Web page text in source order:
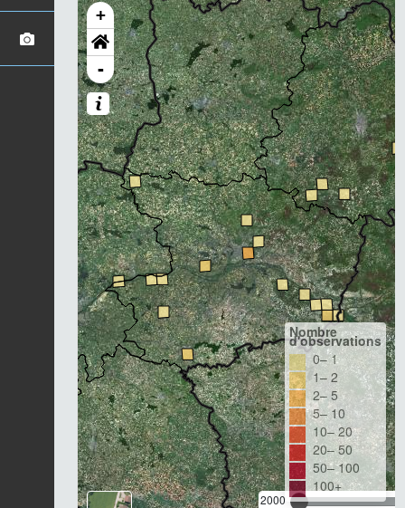
+
-
2000
Nombre
d'observations
0– 1
1– 2
2– 5
5– 10
10– 20
20– 50
50– 100
100+